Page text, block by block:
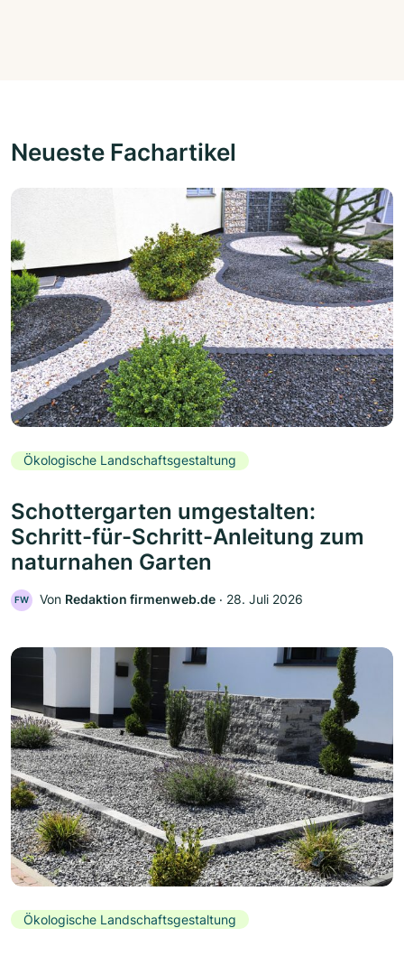
Neueste Fachartikel
Ökologische Landschaftsgestaltung
Schottergarten umgestalten:
Schritt-für-Schritt-Anleitung zum
naturnahen Garten
FW Von Redaktion firmenweb.de ‧ 28. Juli 2026
Ökologische Landschaftsgestaltung